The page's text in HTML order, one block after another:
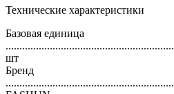
Технические характеристики
Базовая единица
шт
Бренд